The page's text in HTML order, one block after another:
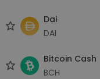
Dai
DAI
Bitcoin Cash
BCH